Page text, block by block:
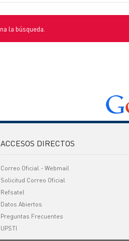
la búsqueda.
ACCESOS DIRECTOS
Correo Oficial - Webmail
Solicitud Correo Oficial
Refsatel
Datos Abiertos
Preguntas Frecuentes
UPSTI